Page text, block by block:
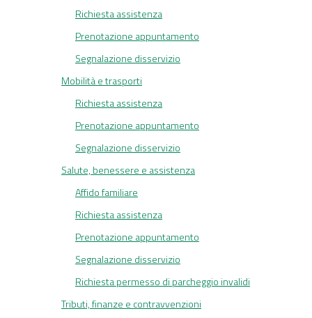
Richiesta assistenza
Prenotazione appuntamento
Segnalazione disservizio
Mobilità e trasporti
Richiesta assistenza
Prenotazione appuntamento
Segnalazione disservizio
Salute, benessere e assistenza
Affido familiare
Richiesta assistenza
Prenotazione appuntamento
Segnalazione disservizio
Richiesta permesso di parcheggio invalidi
Tributi, finanze e contravvenzioni